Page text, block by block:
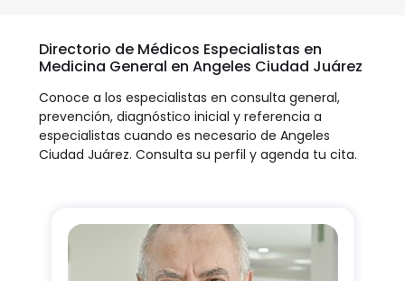
Directorio de Médicos Especialistas en
Medicina General en Angeles Ciudad Juárez
Conoce a los especialistas en consulta general,
prevención, diagnóstico inicial y referencia a
especialistas cuando es necesario de Angeles
Ciudad Juárez. Consulta su perfil y agenda tu cita.